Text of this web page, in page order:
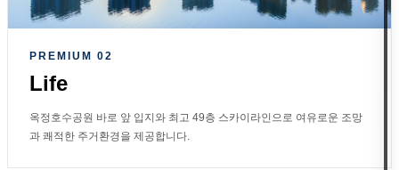
PREMIUM 02
Life
옥정호수공원 바로 앞 입지와 최고 49층 스카이라인으로 여유로운 조망
과 쾌적한 주거환경을 제공합니다.